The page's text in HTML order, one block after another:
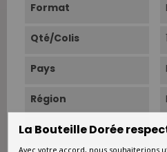
Format
Qté/Colis
Pays
Région
Appellation
La Bouteille Dorée
Avec votre accord, nous souhaiterions